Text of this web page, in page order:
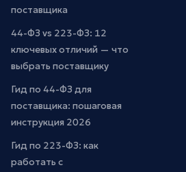
поставщика
44-ФЗ vs 223-ФЗ: 12
ключевых отличий — что
выбрать поставщику
Гид по 44-ФЗ для
поставщика: пошаговая
инструкция 2026
Гид по 223-ФЗ: как
работать с